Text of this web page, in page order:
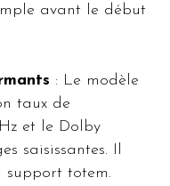
avant le début
: Le modèle
taux de
et le Dolby
saisissantes. Il
support totem.